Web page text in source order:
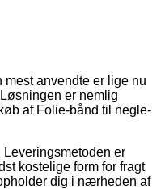
anvendte er lige nu
er nemlig
af Folie-bånd til negle-
er
kostelige form for fragt
dig i nærheden af